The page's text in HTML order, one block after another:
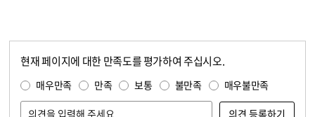
현재 페이지에 대한 만족도를 평가하여 주십시오.
매우만족 만족 보통 불만족 매우불만족